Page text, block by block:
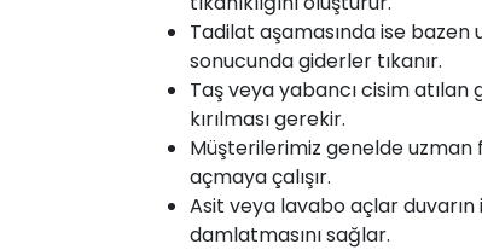
Tadilat aşamasında ise bazen
sonucunda giderler tıkanır.
Taş veya yabancı cisim
kırılması gerekir.
Müşterilerimiz genelde
açmaya çalışır.
Asit veya lavabo açlar
damlatmasını sağlar.